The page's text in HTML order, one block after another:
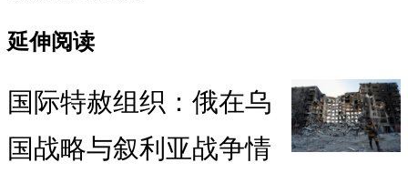
延伸阅读
国际特赦组织：俄在乌
国战略与叙利亚战争情